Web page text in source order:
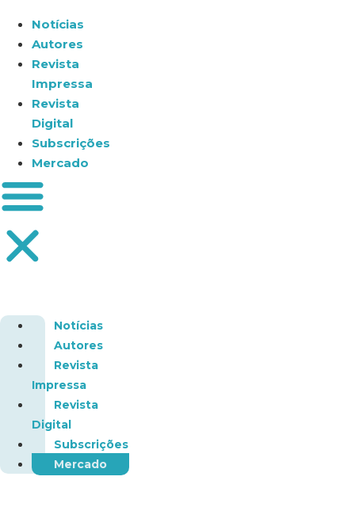
Notícias
Autores
Revista
Impressa
Revista
Digital
Subscrições
Mercado
Notícias
Autores
Revista
Impressa
Revista
Digital
Subscrições
Mercado